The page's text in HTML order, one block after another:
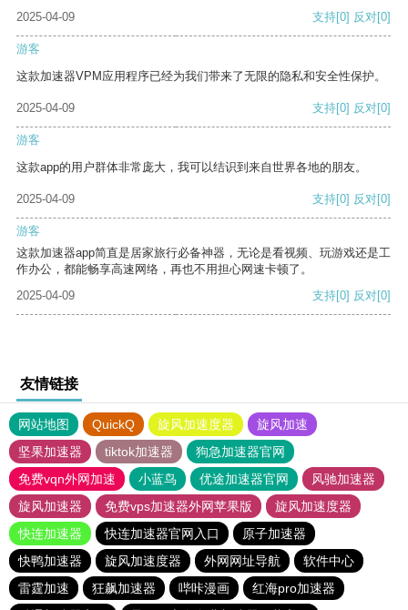
2025-04-09
支持[0] 反对[0]
游客
这款加速器VPM应用程序已经为我们带来了无限的隐私和安全性保护。
2025-04-09 支持[0] 反对[0]
游客
这款app的用户群体非常庞大，我可以结识到来自世界各地的朋友。
2025-04-09 支持[0] 反对[0]
游客
这款加速器app简直是居家旅行必备神器，无论是看视频、玩游戏还是工
作办公，都能畅享高速网络，再也不用担心网速卡顿了。
2025-04-09
支持[0] 反对[0]
友情链接
网站地图 QuickQ 旋风加速度器
旋风加速
坚果加速器
tiktok加速器
狗急加速器官网
免费vqn外网加速
小蓝鸟 优途加速器官网
风驰加速器
旋风加速器
免费vps加速器外网苹果版
旋风加速度器
快连加速器
快连加速器官网入口
原子加速器
快鸭加速器
旋风加速度器 外网网址导航
软件中心
雷霆加速
狂飙加速器 哔咔漫画
红海pro加速器